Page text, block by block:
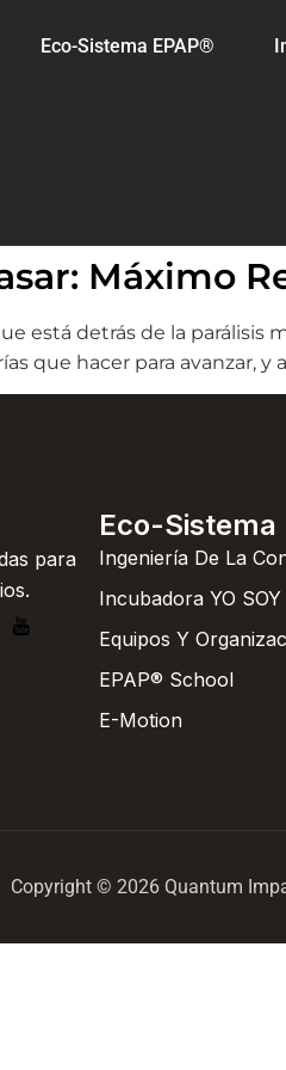
Eco-Sistema EPAP®
Máximo
está detrás de la
que hacer para avanzar,
para
Eco-Sistema
Ingeniería De La
Incubadora YO SOY
Equipos Y
EPAP® School
E-Motion
Copyright © 2026 Quantum